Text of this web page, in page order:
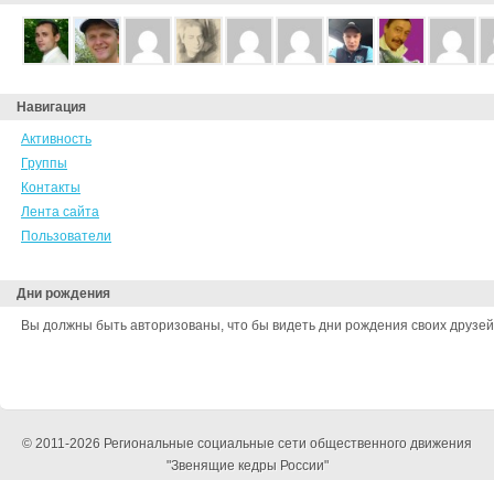
Навигация
Активность
Группы
Контакты
Лента сайта
Пользователи
Дни рождения
Вы должны быть авторизованы, что бы видеть дни рождения своих
© 2011-2026 Региональные социальные сети общественного движения
"Звенящие кедры России"